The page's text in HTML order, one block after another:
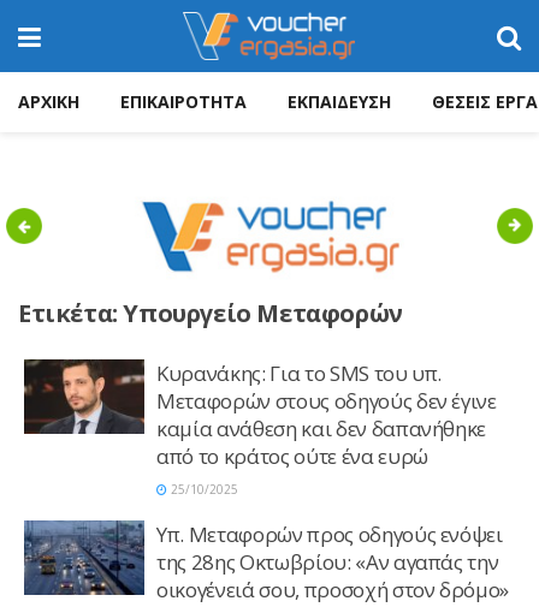
ΑΡΧΙΚΗ ΕΠΙΚΑΙΡΟΤΗΤΑ ΕΚΠΑΙΔΕΥΣΗ ΘΕΣΕΙΣ
Previous
Ετικέτα:Υπουργείο Μεταφορών
Κυρανάκης: Για το SMS του υπ.
Μεταφορών στους οδηγούς δεν έγινε
καμία ανάθεση και δεν δαπανήθηκε
από το κράτος ούτε ένα ευρώ
25/10/2025
Υπ. Μεταφορών προς οδηγούς ενόψει
της 28ης Οκτωβρίου: «Αν αγαπάς την
οικογένειά σου, προσοχή στον δρόμο»